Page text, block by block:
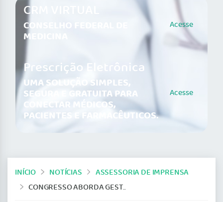
CRM VIRTUAL
CONSELHO FEDERAL DE
MEDICINA
Acesse
Prescrição Eletrônica
UMA SOLUÇÃO SIMPLES,
SEGURA E GRATUITA PARA
CONECTAR MÉDICOS,
PACIENTES E FARMACÊUTICOS.
Acesse
INÍCIO NOTÍCIAS
ASSESSORIA DE IMPRENSA
CONGRESSO ABORDA GESTÃO HOSPITALAR E O PAPEL DA ASSISTÊNCIA FILANTRÓPICA